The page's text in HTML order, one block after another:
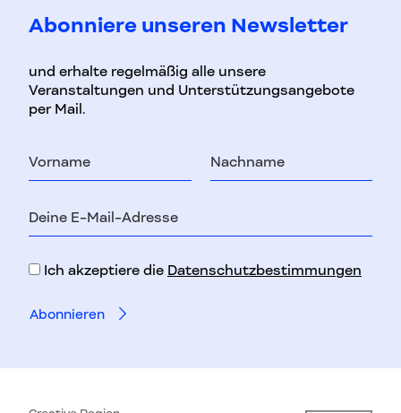
Abonniere unseren Newsletter
und erhalte regelmäßig alle unsere
Veranstaltungen und Unterstützungsangebote
per Mail.
Nachname
Mail-
Ich akzeptiere die Datenschutzbestimmungen